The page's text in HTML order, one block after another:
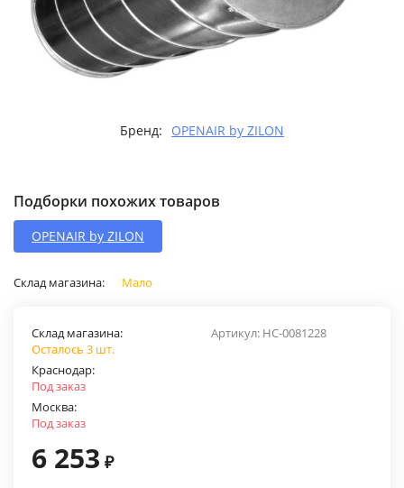
Бренд: OPENAIR by ZILON
Подборки похожих товаров
OPENAIR by ZILON
Склад магазина: Мало
Артикул: НС-0081228
Склад магазина:
Осталось 3 шт.
Краснодар:
Под заказ
Москва:
Под заказ
6 253 ₽